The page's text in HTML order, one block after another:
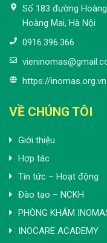
Số 183 đường
Hoàng Mai, Hà Nội
0916.396.366
https://inomas.org.vn
VỀ CHÚNG TÔI
Giới thiệu
Hợp tác
Tin tức – Hoạt động
Đào tạo – NCKH
PHÒNG KHÁM
INOCARE ACADEMY